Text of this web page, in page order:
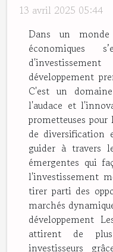
13 avril 2025 05:44
Dans un
économiques
développement
C'est un
l'audace et
prometteuses
de diversification
guider à travers
émergentes qui
l'investissement
tirer parti des
marchés
développement
attirent de
investisseurs